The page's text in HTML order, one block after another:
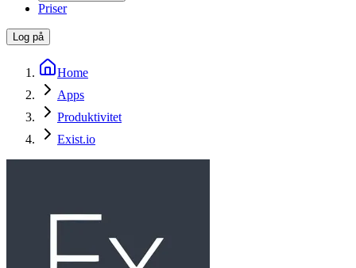
Priser
Log på
Home
Apps
Produktivitet
Exist.io